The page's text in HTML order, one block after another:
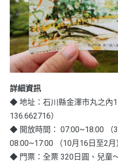
詳細資訊
◆ 地址：石川縣金澤市丸之內
136.662716）
◆ 開放時間： 07:00~18:00 （3
08:00~17:00 （10月16日至2月
◆ 門票：全票 320日圓、兒童